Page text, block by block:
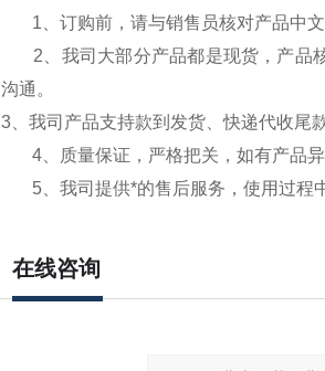
1、订购前，请与销售员核对产品中文
2、我司大部分产品都是现货，产品核
沟通 。
3、我司产品支持款到发货、快递代收尾
4、质量保证，严格把关，如有产品异
5、我司提供*的售后服务，使用过程
在线咨询